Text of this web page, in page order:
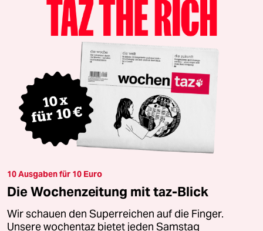
10 Ausgaben für 10 Euro
Die Wochenzeitung mit taz-Blick
Wir schauen den Superreichen auf die Finger.
Unsere wochentaz bietet jeden Samstag